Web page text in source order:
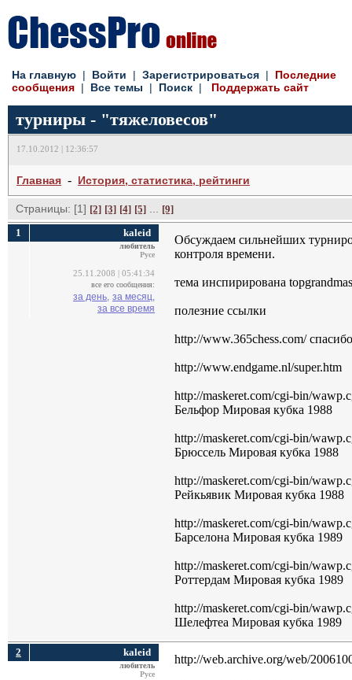
На главную | Войти | Зарегистрироваться | Последние
сообщения | Все темы | Поиск | Поддержать сайт
турниры - "тяжеловесов"
17.10.2012 | 12:36:57
Главная - История, статистика, рейтинги
Страницы: [1] [2] [3] [4] [5]
[9]
1
kaleid
любитель
Русе
25.11.2008 | 05:41:34
все его сообщения:
за день, за месяц,
за все время
Обсуждаем сильнейших
контроля времени.
тема инспирирована
полезние ссылки
http://www.365chess.com/
http://www.endgame.nl/super.htm
http://maskeret.com/cgi-bin/
Бельфор Мировая кубка 1988
http://maskeret.com/cgi-bin/
Брюссель Мировая кубка 1988
http://maskeret.com/cgi-bin/
Рейкьявик Мировая кубка 1988
http://maskeret.com/cgi-bin/
Барселона Мировая кубка 1989
http://maskeret.com/cgi-bin/
Роттердам Мировая кубка 1989
http://maskeret.com/cgi-bin/
Шелефтеа Мировая кубка 1989
2 kaleid
любитель
Русе
http://web.archive.org/web/